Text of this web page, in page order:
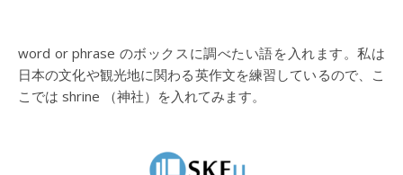
word or phrase のボックスに調べたい語を入れます。私は
日本の文化や観光地に関わる英作文を練習しているので、こ
こでは shrine （神社）を入れてみます。